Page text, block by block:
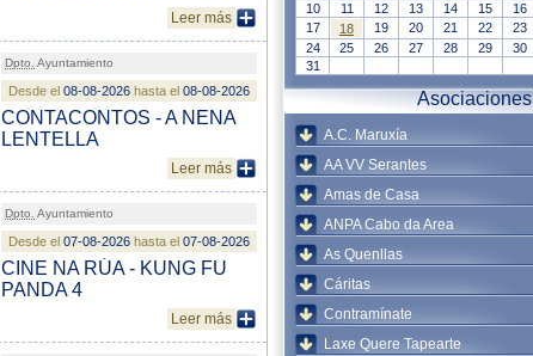
Leer más
Dpto. Ayuntamiento
Desde el 08-08-2026 hasta el 08-08-2026
CONTACONTOS - A NENA
LENTELLA
Leer más
Dpto. Ayuntamiento
Desde el 07-08-2026 hasta el 07-08-2026
CINE NA RÚA - KUNG FU
PANDA 4
Leer más
10
11 12 13 14 15
16
17
18 19 20 21 22
23
24
25 26 27 28 29
30
31
Asociaciones
A.C. Maruxía
AA VV Serantes
Amas de Casa
ANPA Cabo da Area
As Quenllas
Cáritas
Contramínate
Laxe Quere Tapearte